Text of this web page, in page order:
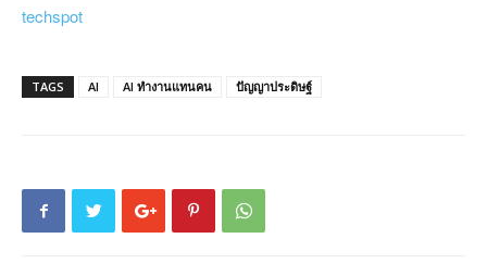
techspot
TAGS AI AI ทำงานแทนคน ปัญญาประดิษฐ์